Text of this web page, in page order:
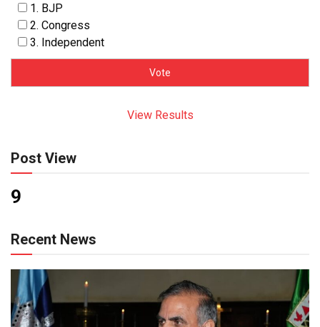
1. BJP
2. Congress
3. Independent
View Results
Post View
9
Recent News